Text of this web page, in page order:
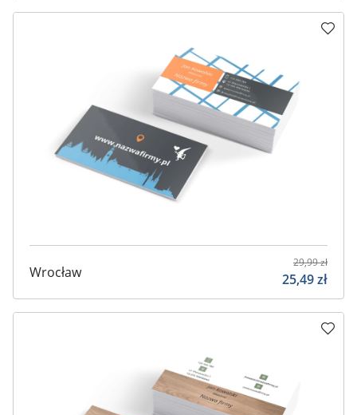
Wrocław
29,99zł
25,49zł